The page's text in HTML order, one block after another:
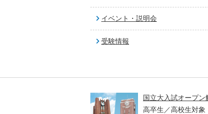
イベント・説明会
受験情報
国立大入試オープン
高卒生／高校生対象